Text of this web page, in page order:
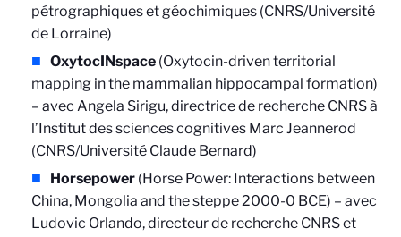
pétrographiques et géochimiques (CNRS/Université
de Lorraine)
OxytocINspace (Oxytocin-driven territorial
mapping in the mammalian hippocampal formation)
– avec Angela Sirigu, directrice de recherche CNRS à
l’Institut des sciences cognitives Marc Jeannerod
(CNRS/Université Claude Bernard)
Horsepower (Horse Power: Interactions between
China, Mongolia and the steppe 2000-0 BCE) – avec
Ludovic Orlando, directeur de recherche CNRS et